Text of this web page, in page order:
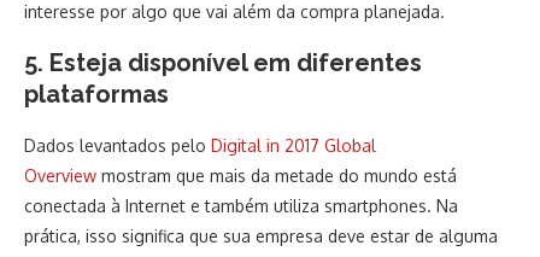
interesse por algo que vai além da compra planejada.
5. Esteja disponível em diferentes
plataformas
Dados levantados pelo Digital in 2017 Global
Overview mostram que mais da metade do mundo está
conectada à Internet e também utiliza smartphones. Na
prática, isso significa que sua empresa deve estar de alguma